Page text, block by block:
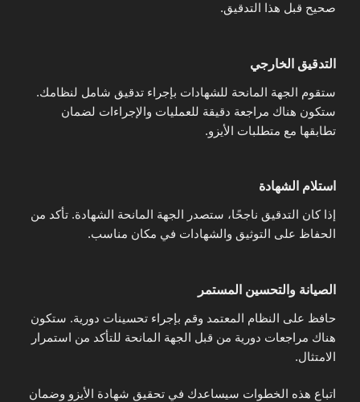
صحيح قبل هذا التدقيق.
التدقيق الخارجي
ستقوم الجهة المانحة للشهادات بإجراء تدقيق شامل لنظامك.
ستكون هناك مراجعة دقيقة للعمليات والإجراءات لضمان
تطابقها مع متطلبات الأيزو.
استلام الشهادة
إذا كان التدقيق ناجحًا، ستصدر الجهة المانحة الشهادة. تأكد من
الحفاظ على التوثيق والشهادات في مكان مناسب.
الصيانة والتحسين المستمر
حافظ على النظام المعتمد وقم بإجراء تحسينات دورية. ستكون
هناك مراجعات دورية من قبل الجهة المانحة للتأكد من استمرار
الامتثال.
اتباع هذه الخطوات سيساعدك في تحقيق شهادة الأيزو وضمان